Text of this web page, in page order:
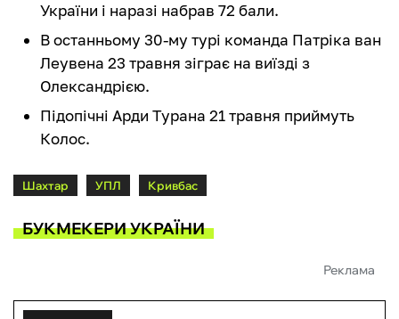
України і наразі набрав 72 бали.
В останньому 30-му турі команда Патріка ван
Леувена 23 травня зіграє на виїзді з
Олександрією.
Підопічні Арди Турана 21 травня приймуть
Колос.
Шахтар УПЛ Кривбас
БУКМЕКЕРИ УКРАЇНИ
Реклама